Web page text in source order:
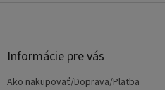
Informácie pre vás
Ako nakupovať/Doprava/Platba